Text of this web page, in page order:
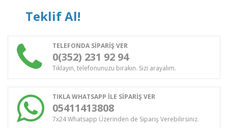
Teklif Al!
TELEFONDA SİPARİŞ VER
0(352) 231 92 94
Tıklayın, telefonunuzu bırakın. Sizi arayalım.
TIKLA WHATSAPP İLE SİPARİŞ VER
05411413808
7x24 Whatsapp Üzerinden de Sipariş Verebilirsiniz.